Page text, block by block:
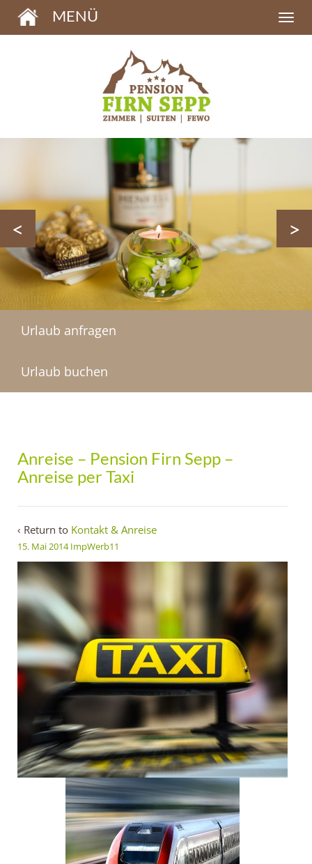
MENÜ
< >
Urlaub anfragen
Urlaub buchen
Anreise – Pension Firn Sepp –
Anreise per Taxi
‹ Return to Kontakt & Anreise
15. Mai 2014 ImpWerb11